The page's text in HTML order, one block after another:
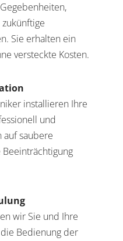
Sie erhalten ein
versteckte Kosten.
installieren Ihre
und
auf saubere
wir Sie und Ihre
Bedienung der